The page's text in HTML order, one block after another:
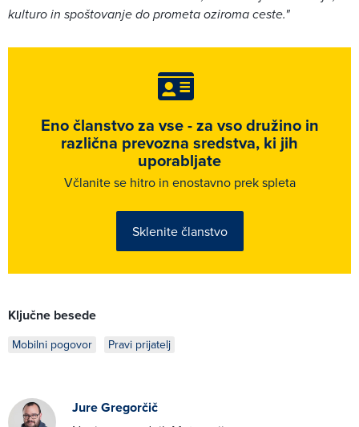
kulturo in spoštovanje do prometa oziroma ceste."
Eno članstvo za vse - za vso družino in
različna prevozna sredstva, ki jih
uporabljate
Včlanite se hitro in enostavno prek spleta
Sklenite članstvo
Ključne besede
Mobilni pogovor Pravi prijatelj
Jure Gregorčič